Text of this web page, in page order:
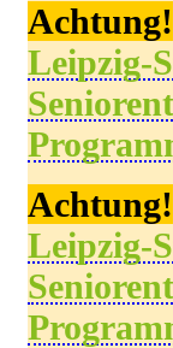
Achtung!
Leipzig-
Achtung!
Leipzig-